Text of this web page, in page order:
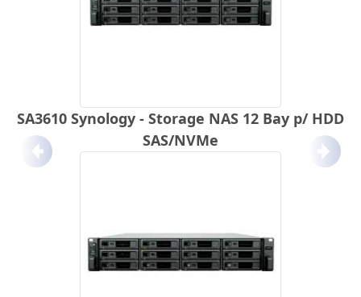
SA3610 Synology - Storage NAS 12 Bay p/ HDD
SAS/NVMe
Anterior